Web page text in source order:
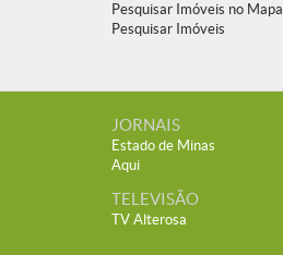
Pesquisar Imóveis no Mapa
Pesquisar Imóveis
JORNAIS
Estado de Minas
Aqui
TELEVISÃO
TV Alterosa